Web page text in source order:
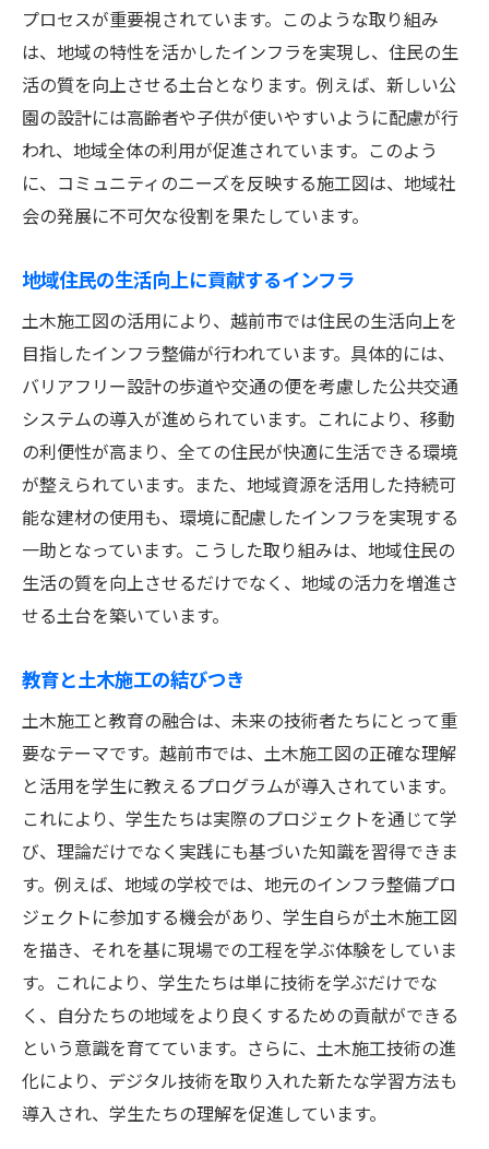
プロセスが重要視されています。このような取り組み
は、地域の特性を活かしたインフラを実現し、住民の生
活の質を向上させる土台となります。例えば、新しい公
園の設計には高齢者や子供が使いやすいように配慮が行
われ、地域全体の利用が促進されています。このよう
に、コミュニティのニーズを反映する施工図は、地域社
会の発展に不可欠な役割を果たしています。
地域住民の生活向上に貢献するインフラ
土木施工図の活用により、越前市では住民の生活向上を
目指したインフラ整備が行われています。具体的には、
バリアフリー設計の歩道や交通の便を考慮した公共交通
システムの導入が進められています。これにより、移動
の利便性が高まり、全ての住民が快適に生活できる環境
が整えられています。また、地域資源を活用した持続可
能な建材の使用も、環境に配慮したインフラを実現する
一助となっています。こうした取り組みは、地域住民の
生活の質を向上させるだけでなく、地域の活力を増進さ
せる土台を築いています。
教育と土木施工の結びつき
土木施工と教育の融合は、未来の技術者たちにとって重
要なテーマです。越前市では、土木施工図の正確な理解
と活用を学生に教えるプログラムが導入されています。
これにより、学生たちは実際のプロジェクトを通じて学
び、理論だけでなく実践にも基づいた知識を習得できま
す。例えば、地域の学校では、地元のインフラ整備プロ
ジェクトに参加する機会があり、学生自らが土木施工図
を描き、それを基に現場での工程を学ぶ体験をしていま
す。これにより、学生たちは単に技術を学ぶだけでな
く、自分たちの地域をより良くするための貢献ができる
という意識を育てています。さらに、土木施工技術の進
化により、デジタル技術を取り入れた新たな学習方法も
導入され、学生たちの理解を促進しています。